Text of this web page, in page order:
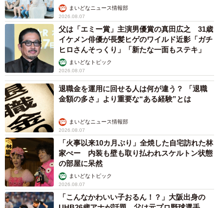
まいどなニュース情報部
2026.08.07
父は「エミー賞」主演男優賞の真田広之 31歳
イケメン俳優が長髪ヒゲのワイルド近影「ガチ
ヒロさんそっくり」「新たな一面もステキ」
まいどなトピック
2026.08.07
退職金を運用に回せる人は何が違う？ 「退職
金額の多さ」より重要な“ある経験”とは
まいどなニュース情報部
2026.08.07
「火事以来10カ月ぶり」全焼した自宅訪れた林
家ぺー 内装も壁も取り払われスケルトン状態
の部屋に呆然
まいどなトピック
2026.08.07
「こんなかわいい子おるん！？」大阪出身の